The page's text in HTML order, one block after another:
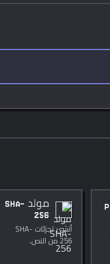
مولد SHA-
256
أنشئ تجزئات SHA-
256 من النص.